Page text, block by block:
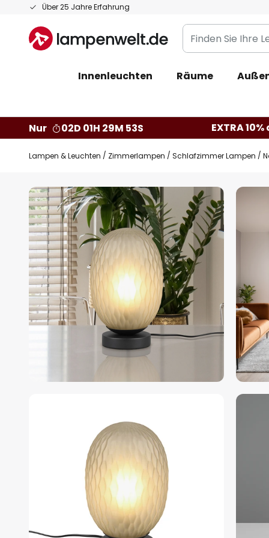
Über 25 Jahre Erfahrung
Zum
springen
Finden
Sie
Leuchte...
Innenleuchten Räume
Nur 02D 01H 29M 52S EXTRA
Lampen & Leuchten Zimmerlampen Schlafzimmer Lampen
Zum
Ende
der
Bildgalerie
springen